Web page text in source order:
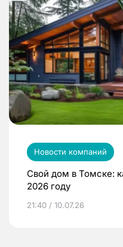
Новости компаний
Свой дом в Томске:
2026 году
21:40 / 10.07.26